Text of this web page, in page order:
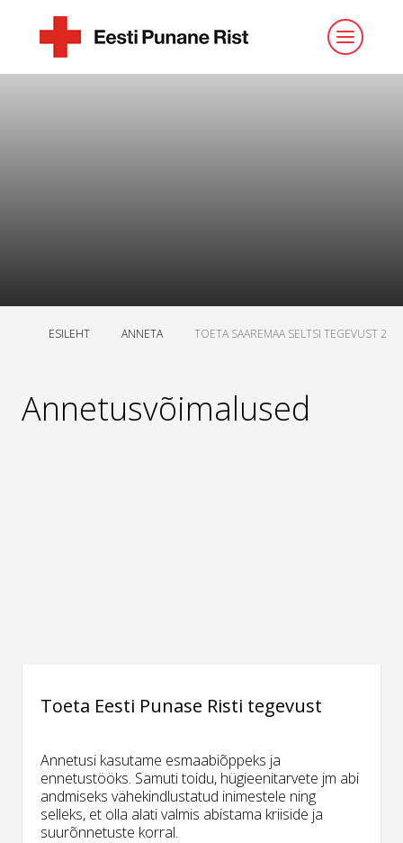
ESILEHT ANNETA TOETA SAAREMAA SELTSI TEGEVUST 2
Annetusvõimalused
Toeta Eesti Punase Risti tegevust
Annetusi kasutame esmaabiõppeks ja
ennetustööks. Samuti toidu, hügieenitarvete jm abi
andmiseks vähekindlustatud inimestele ning
selleks, et olla alati valmis abistama kriiside ja
suurõnnetuste korral.